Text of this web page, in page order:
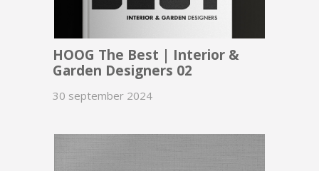
HOOG The Best | Interior &
Garden Designers 02
30 september 2024